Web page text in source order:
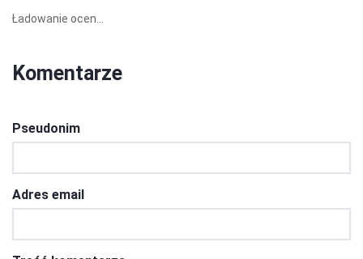
Ładowanie ocen...
Komentarze
Pseudonim
Adres email